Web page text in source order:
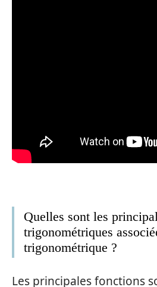
Quelles sont les
trigonométriques
trigonométrique ?
Les principales fonctions